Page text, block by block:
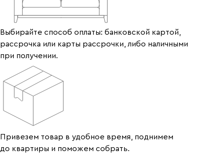
Выбирайте способ оплаты: банковской картой,
рассрочка или карты рассрочки, либо наличными
при получении.
Привезем товар в удобное время, поднимем
до квартиры и поможем собрать.